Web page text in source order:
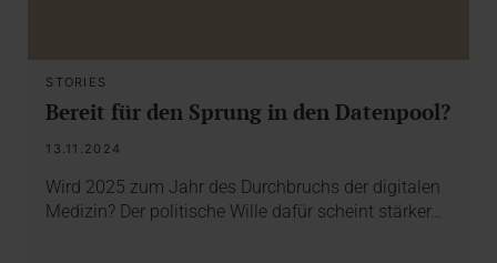
STORIES
Bereit für den Sprung in den Datenpool?
13.11.2024
Wird 2025 zum Jahr des Durchbruchs der digitalen
Medizin? Der politische Wille dafür scheint stärker…